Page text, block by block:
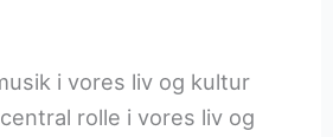
i vores liv og kultur
rolle i vores liv og